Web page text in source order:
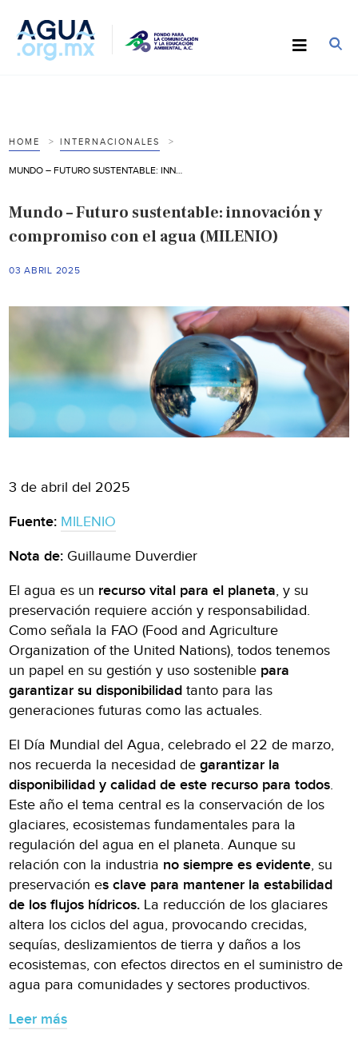
HOME INTERNACIONALES
Mundo – Futuro sustentable: innovación y
compromiso con el agua (MILENIO)
03 ABRIL 2025
3 de abril del 2025
Fuente: MILENIO
Nota de: Guillaume Duverdier
El agua es un recurso vital para el planeta, y su
preservación requiere acción y responsabilidad.
Como señala la FAO (Food and Agriculture
Organization of the United Nations), todos tenemos
un papel en su gestión y uso sostenible para
garantizar su disponibilidad tanto para las
generaciones futuras como las actuales.
El Día Mundial del Agua, celebrado el 22 de marzo,
nos recuerda la necesidad degarantizar la
disponibilidad y calidad de este recurso para todos.
Este año el tema central es la conservación de los
glaciares, ecosistemas fundamentales para la
regulación del agua en el planeta. Aunque su
relación con la industria no siempre es evidente, su
preservación es clave para mantener la estabilidad
de los flujos hídricos. La reducción de los glaciares
altera los ciclos del agua, provocando crecidas,
sequías, deslizamientos de tierra y daños a los
ecosistemas, con efectos directos en el suministro de
agua para comunidades y sectores productivos.
Leer más